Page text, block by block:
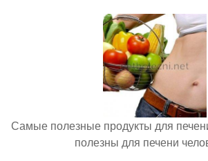
Самые полезные продукты для
полезны для печени